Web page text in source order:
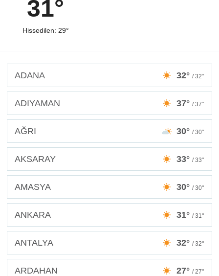
31°
Hissedilen: 29°
ADANA 32° / 32°
ADIYAMAN 37° / 37°
AĞRI 30° / 30°
AKSARAY 33° / 33°
AMASYA 30° / 30°
ANKARA 31° / 31°
ANTALYA 32° / 32°
ARDAHAN 27° / 27°